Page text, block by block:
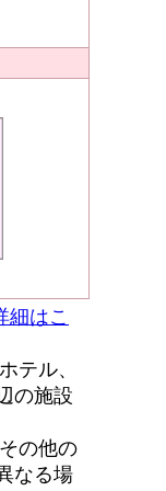
細はこ
テル、
の施設
の他の
なる場